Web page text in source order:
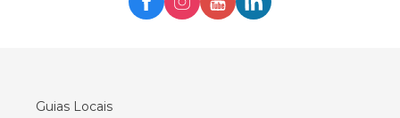
Guias Locais